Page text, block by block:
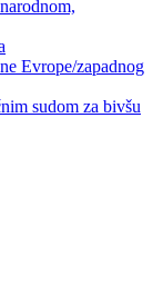
Evrope/zapadnog
sudom za bivšu